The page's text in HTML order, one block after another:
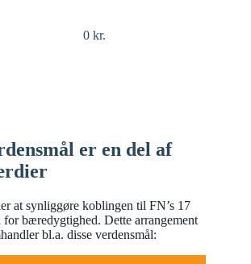
0 kr.
er en del af
at synliggøre koblingen til FN’s 17
for bæredygtighed. Dette arrangement
bl.a. disse verdensmål: